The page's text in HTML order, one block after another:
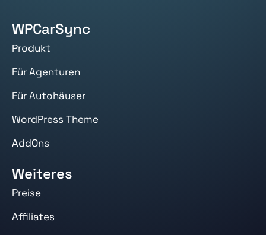
WPCarSync
Produkt
Für Agenturen
Für Autohäuser
WordPress Theme
AddOns
Weiteres
Preise
Affiliates